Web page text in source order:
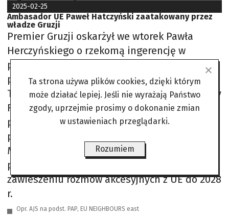
2025-02-25
Ambasador UE Paweł Hatczyński zaatakowany przez
władze Gruzji
Premier Gruzji oskarżył we wtorek Pawła
Herczyńskiego o rzekomą ingerencję w
politykę wewnętrzną kraju oraz otwarte
popieranie radykalnego skrzydła opozycji.
Twierdził, że ambasador wspierał Zjednoczony
Ruch Narodowy w ostatnich wyborach
parlamentarnych i prowadził kampanię
przeciwko rządzącej partii Gruzińskie
Marzenie. Zarzucił mu również brak
potępienia gwałtownych protestów po
zawieszeniu rozmów akcesyjnych z UE do 2028
r.
Opr. AJS na podst. PAP, EU NEIGHBOURS east
Ta strona używa plików cookies, dzięki którym
może działać lepiej. Jeśli nie wyrażają Państwo
zgody, uprzejmie prosimy o dokonanie zmian
w ustawieniach przeglądarki.
Rozumiem